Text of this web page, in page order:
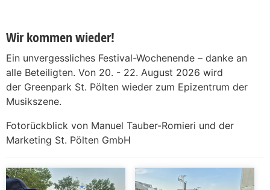
Wir kommen wieder!
Ein unvergessliches Festival-Wochenende – danke an
alle Beteiligten. Von 20. - 22. August 2026 wird
der Greenpark St. Pölten wieder zum Epizentrum der
Musikszene.
Fotorückblick von Manuel Tauber-Romieri und der
Marketing St. Pölten GmbH